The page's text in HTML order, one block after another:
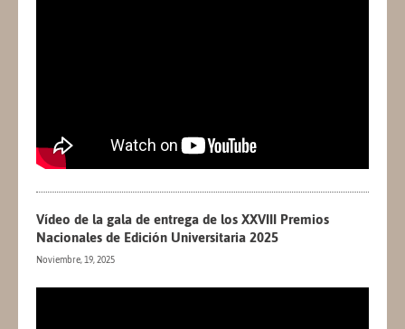
Vídeo de la gala de entrega de los XXVIII Premios
Nacionales de Edición Universitaria 2025
Noviembre, 19, 2025